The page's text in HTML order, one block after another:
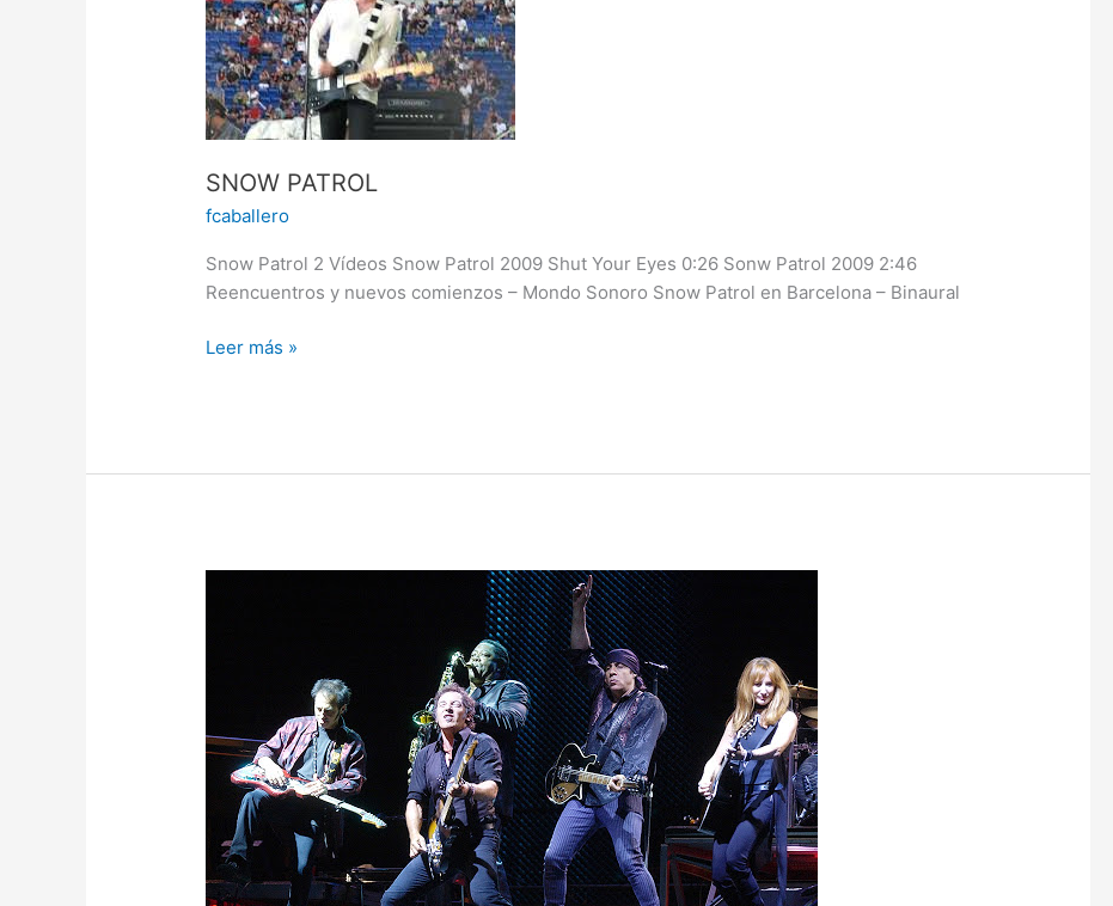
SNOW PATROL
fcaballero
Snow Patrol 2 Vídeos Snow Patrol 2009 Shut Your Eyes 0:26 Sonw Patrol 2009 2:46
Reencuentros y nuevos comienzos – Mondo Sonoro Snow Patrol en Barcelona – Binaural
Leer más »
STREET
BAND
20/07/2008